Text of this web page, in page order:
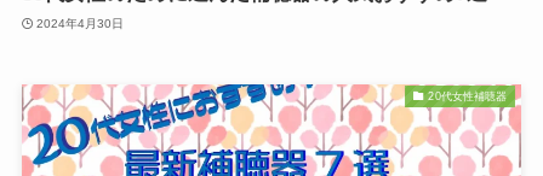
2024年4月30日
20代女性補聴器